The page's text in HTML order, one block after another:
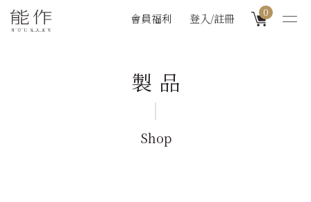
會員福利 登入/註冊 0
製品
Shop